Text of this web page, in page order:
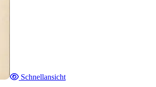
Schnellansicht